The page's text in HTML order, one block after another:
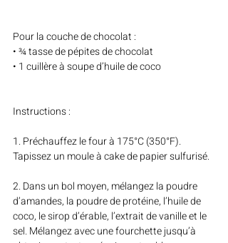
Pour la couche de chocolat :
• ¾ tasse de pépites de chocolat
• 1 cuillère à soupe d’huile de coco
Instructions :
1. Préchauffez le four à 175°C (350°F).
Tapissez un moule à cake de papier sulfurisé.
2. Dans un bol moyen, mélangez la poudre
d’amandes, la poudre de protéine, l’huile de
coco, le sirop d’érable, l’extrait de vanille et le
sel. Mélangez avec une fourchette jusqu’à